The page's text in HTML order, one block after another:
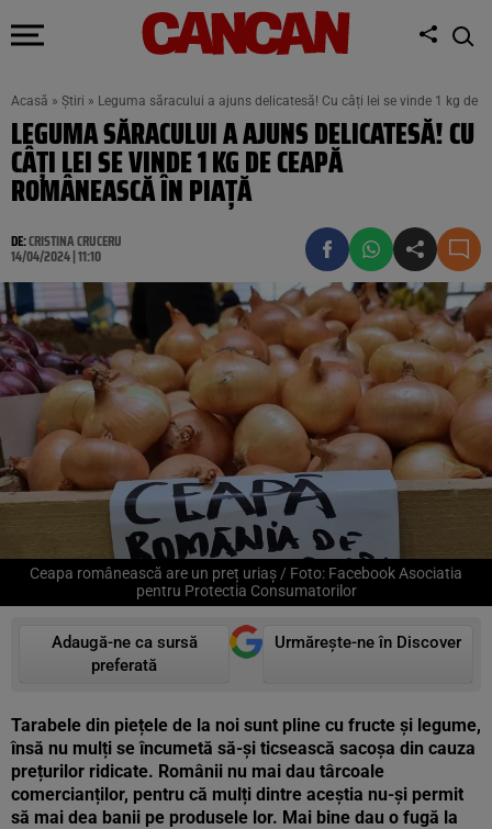
Acasă » Știri » Leguma săracului a ajuns delicatesă! Cu câți lei se vinde 1 kg de
LEGUMA SĂRACULUI A AJUNS DELICATESĂ! CU
CÂȚI LEI SE VINDE 1 KG DE CEAPĂ
ROMÂNEASCĂ ÎN PIAȚĂ
DE:CRISTINA CRUCERU
14/04/2024 | 11:10
Ceapa românească are un preț uriaș / Foto: Facebook Asociatia
pentru Protectia Consumatorilor
Adaugă-ne ca sursă
preferată
Urmărește-ne în Discover
Tarabele din piețele de la noi sunt pline cu fructe și legume,
însă nu mulți se încumetă să-și ticsească sacoșa din cauza
prețurilor ridicate. Românii nu mai dau târcoale
comercianților, pentru că mulți dintre aceștia nu-și permit
să mai dea banii pe produsele lor. Mai bine dau o fugă la